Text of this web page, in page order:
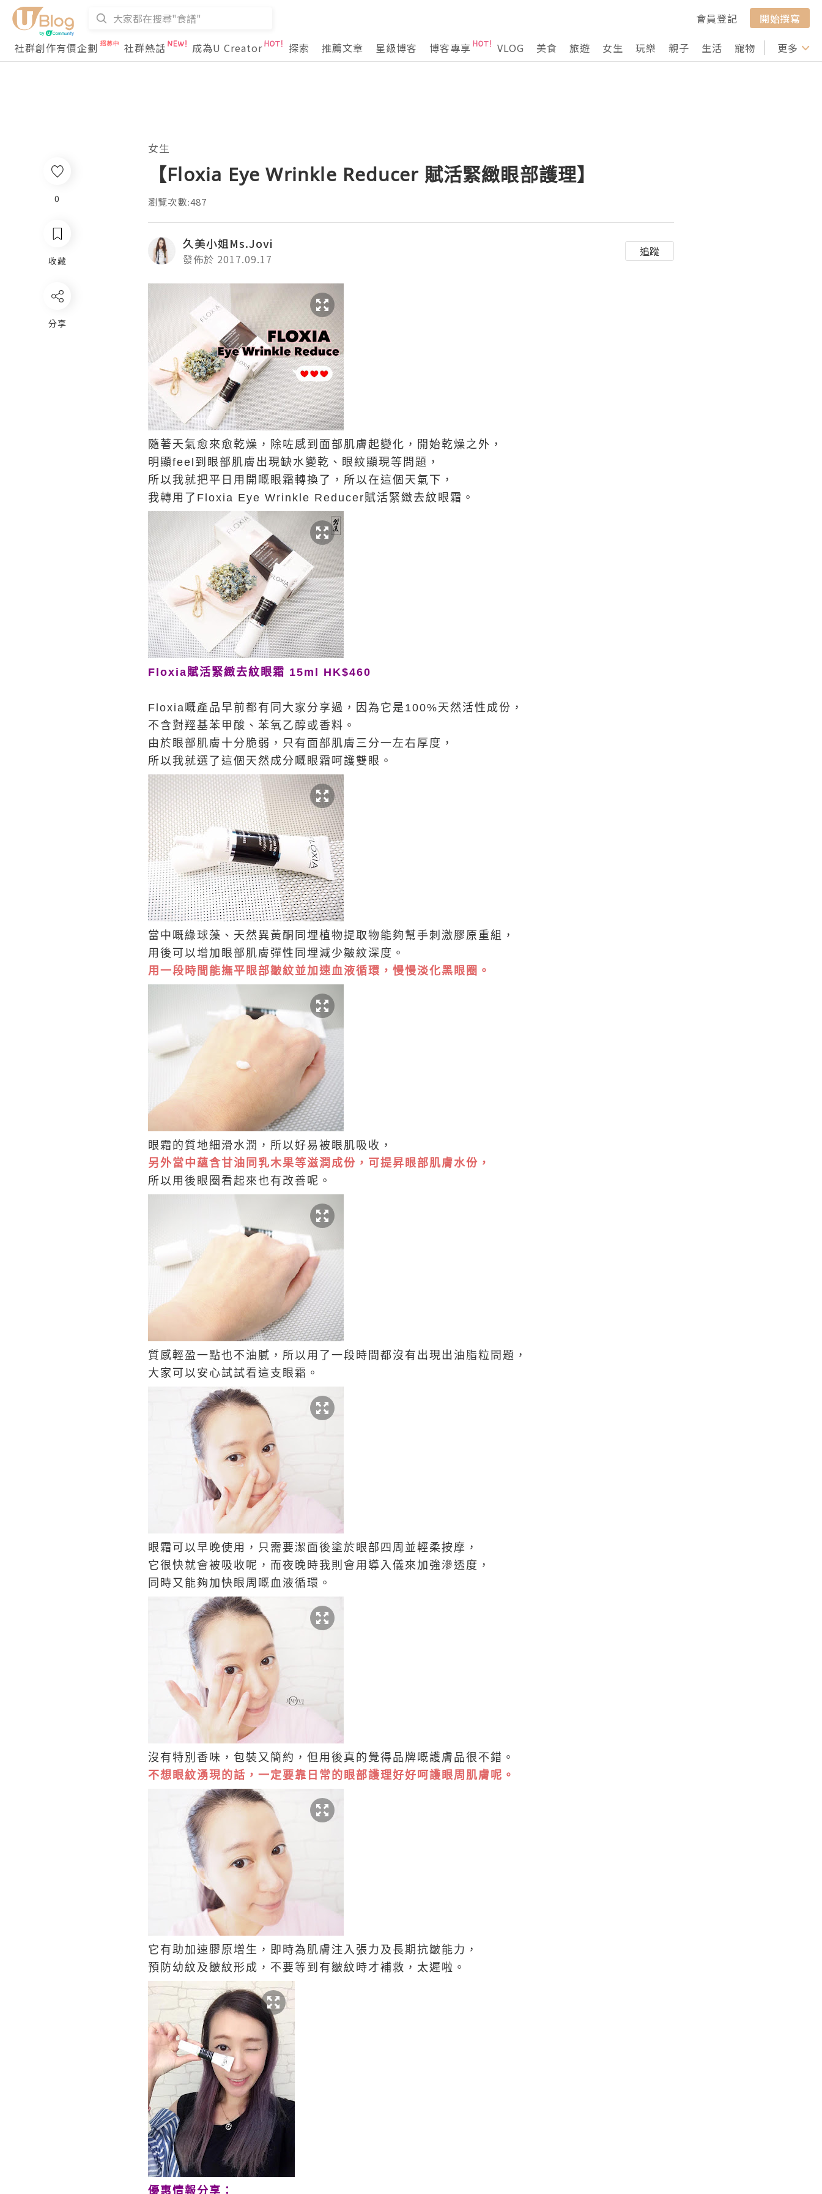
會員登記
開始撰寫
社群創作有價企劃
社群熱話 成為U Creator 探索 推薦文章 星級博客 博客專享 VLOG 美食 旅遊 女生 玩樂 親子 生活 寵物 行山 打卡
更多
0
收藏
分享
女生
【Floxia Eye Wrinkle Reducer 賦活緊緻眼部護理】
瀏覽次數:487
久美小姐Ms.Jovi
發佈於 2017.09.17
追蹤
隨著天氣愈來愈乾燥，除咗感到面部肌膚起變化，開始乾燥之外，
明顯feel到眼部肌膚出現缺水變乾、眼紋顯現等問題，
所以我就把平日用開嘅眼霜轉換了，所以在這個天氣下，
我轉用了Floxia Eye Wrinkle Reducer賦活緊緻去紋眼霜。
Floxia賦活緊緻去紋眼霜 15ml HK$460
Floxia嘅產品早前都有同大家分享過，因為它是100%天然活性成份，
不含對羥基苯甲酸、苯氧乙醇或香料。
由於眼部肌膚十分脆弱，只有面部肌膚三分一左右厚度，
所以我就選了這個天然成分嘅眼霜呵護雙眼。
當中嘅綠球藻、天然異黃酮同埋植物提取物能夠幫手刺激膠原重組，
用後可以增加眼部肌膚彈性同埋減少皺紋深度。
用一段時間能撫平眼部皺紋並加速血液循環，慢慢淡化黑眼圈。
眼霜的質地細滑水潤，所以好易被眼肌吸收，
另外當中蘊含甘油同乳木果等滋潤成份，可提昇眼部肌膚水份，
所以用後眼圈看起來也有改善呢。
質感輕盈一點也不油膩，所以用了一段時間都沒有出現出油脂粒問題，
大家可以安心試試看這支眼霜。
眼霜可以早晚使用，只需要潔面後塗於眼部四周並輕柔按摩，
它很快就會被吸收呢，而夜晚時我則會用導入儀來加強滲透度，
同時又能夠加快眼周嘅血液循環。
沒有特別香味，包裝又簡約，但用後真的覺得品牌嘅護膚品很不錯。
不想眼紋湧現的話，一定要靠日常的眼部護理好好呵護眼周肌膚呢。
它有助加速膠原增生，即時為肌膚注入張力及長期抗皺能力，
預防幼紋及皺紋形成，不要等到有皺紋時才補救，太遲啦。
優惠情報分享：